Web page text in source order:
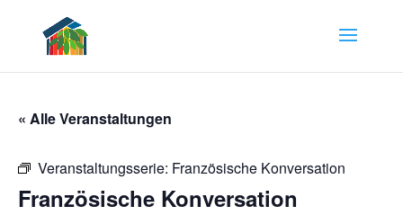
« Alle Veranstaltungen
Veranstaltungsserie: Französische Konversation
Französische Konversation